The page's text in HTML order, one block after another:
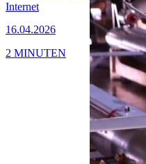
Internet
16.04.2026
2 MINUTEN